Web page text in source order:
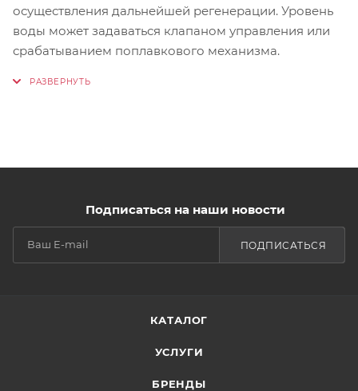
осуществления дальнейшей регенерации. Уровень
воды может задаваться клапаном управления или
срабатыванием поплавкового механизма.
Подписаться на наши новости
ПОДПИСАТЬСЯ
КАТАЛОГ
УСЛУГИ
БРЕНДЫ